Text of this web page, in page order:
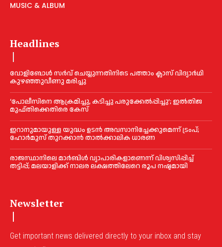
MUSIC & ALBUM
Headlines
വോളിബോൾ സർവ് ചെയ്യുന്നതിനിടെ പത്താം ക്ലാസ് വിദ്യാർഥി
കുഴഞ്ഞുവീണു മരിച്ചു
‘പോലീസിനെ ആക്രമിച്ചു, കടിച്ചു പരുക്കേല്‍പ്പിച്ചു’; ഇല്‍തിജ
മുഫ്തിക്കെതിരെ കേസ്
ഇറാനുമായുള്ള യുദ്ധം ഉടൻ അവസാനിച്ചേക്കുമെന്ന് ട്രംപ്;
ഹോർമുസ് തുറക്കാൻ താൽക്കാലിക ധാരണ
രാജസ്ഥാനിലെ മാർബിൾ വ്യാപാരികളാണെന്ന് വിശ്വസിപ്പിച്ച്
തട്ടിപ്പ്; മലയാളിക്ക് നാലര ലക്ഷത്തിലേറെ രൂപ നഷ്ടമായി
Newsletter
Get important news delivered directly to your inbox and stay